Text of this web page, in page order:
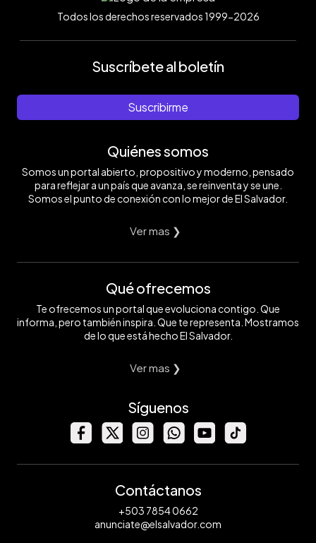
Todos los derechos reservados 1999-2026
Suscríbete al boletín
Suscribirme
Quiénes somos
Somos un portal abierto, propositivo y moderno, pensado
para reflejar a un país que avanza, se reinventa y se une.
Somos el punto de conexión con lo mejor de El Salvador.
Ver mas ❯
Qué ofrecemos
Te ofrecemos un portal que evoluciona contigo. Que
informa, pero también inspira. Que te representa. Mostramos
de lo que está hecho El Salvador.
Ver mas ❯
Síguenos
Contáctanos
+503 7854 0662
anunciate@elsalvador.com